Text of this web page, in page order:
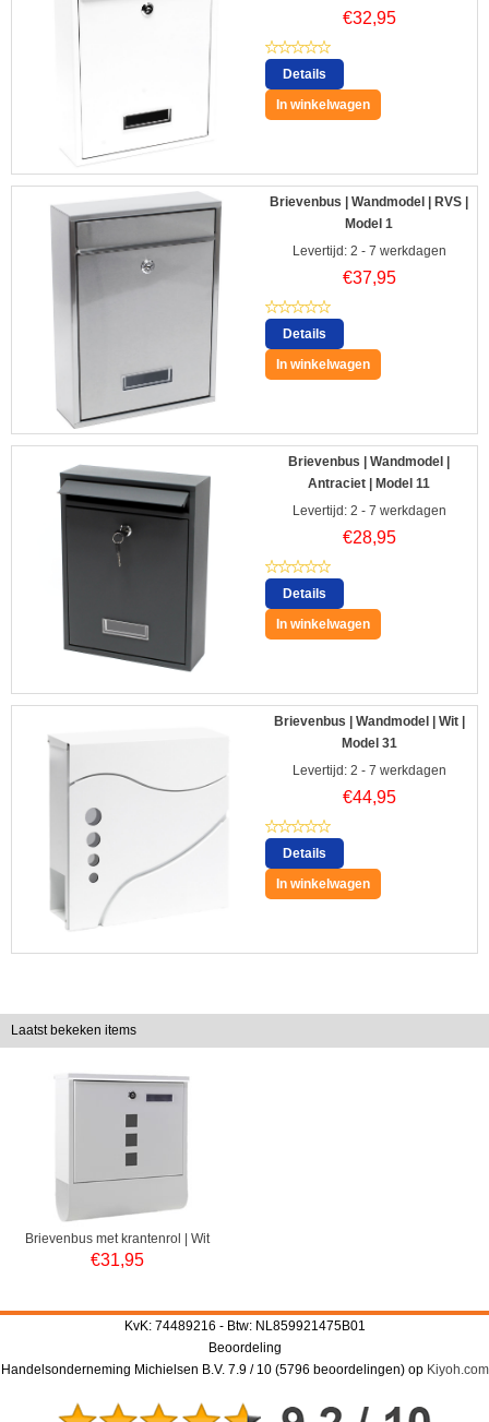
€32,95
Details
In winkelwagen
Brievenbus | Wandmodel | RVS |
Model 1
Levertijd: 2 - 7 werkdagen
€37,95
Details
In winkelwagen
Brievenbus | Wandmodel |
Antraciet | Model 11
Levertijd: 2 - 7 werkdagen
€28,95
Details
In winkelwagen
Brievenbus | Wandmodel | Wit |
Model 31
Levertijd: 2 - 7 werkdagen
€44,95
Details
In winkelwagen
Laatst bekeken items
Brievenbus met krantenrol | Wit
€31,95
KvK: 74489216 - Btw: NL859921475B01
Beoordeling
Handelsonderneming Michielsen B.V. 7.9/ 10(5796 beoordelingen) op Kiyoh.com